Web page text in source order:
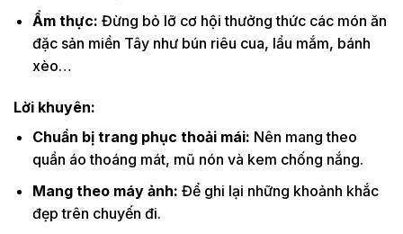
Ẩm thực: Đừng bỏ lỡ cơ hội thưởng thức các món ăn
đặc sản miền Tây như bún riêu cua, lẩu mắm, bánh
xèo…
Lời khuyên:
Chuẩn bị trang phục thoải mái: Nên mang theo
quần áo thoáng mát, mũ nón và kem chống nắng.
Mang theo máy ảnh: Để ghi lại những khoảnh khắc
đẹp trên chuyến đi.